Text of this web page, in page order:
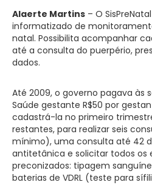
Alaerte Martins – O
informatizado de
natal. Possibilita acompanhar
até a consulta do puerpério,
dados.
Até 2009, o governo pagava às
Saúde gestante R$50 por
cadastrá-la no primeiro
restantes, para realizar seis
mínimo), uma consulta até 42
antitetânica e solicitar todos os
preconizados: tipagem
baterias de VDRL (teste para